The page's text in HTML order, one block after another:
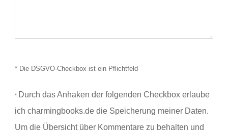
* Die DSGVO-Checkbox ist ein Pflichtfeld
* Durch das Anhaken der folgenden Checkbox erlaube
ich charmingbooks.de die Speicherung meiner Daten.
Um die Übersicht über Kommentare zu behalten und